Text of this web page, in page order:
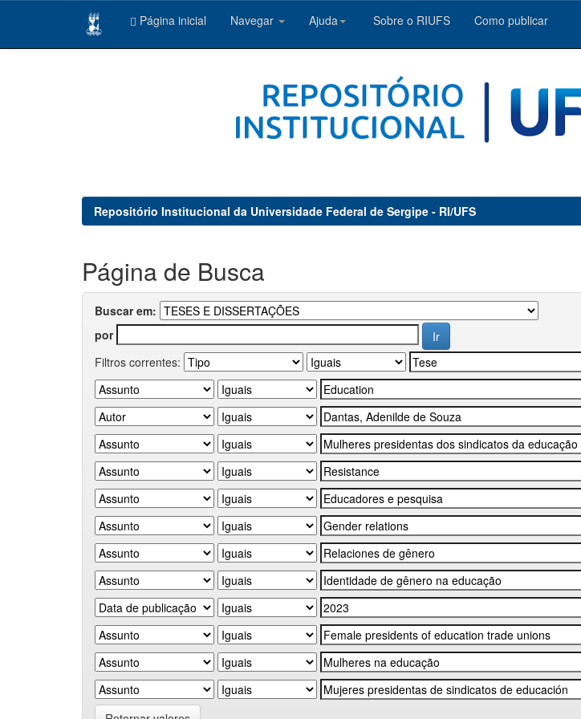
Página inicial Navegar Ajuda Sobre o RIUFS Como publicar
Repositório Institucional da Universidade Federal de Sergipe - RI/UFS
Página de Busca
Buscar em:
por
Filtros correntes: